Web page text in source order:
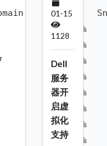
Loss%
0.0%
0.0%
0.0%
0.0%
0.0%
0.0%
0.0%
0.0%
01-15
1128
Dell
服务
器开
启虚
拟化
支持